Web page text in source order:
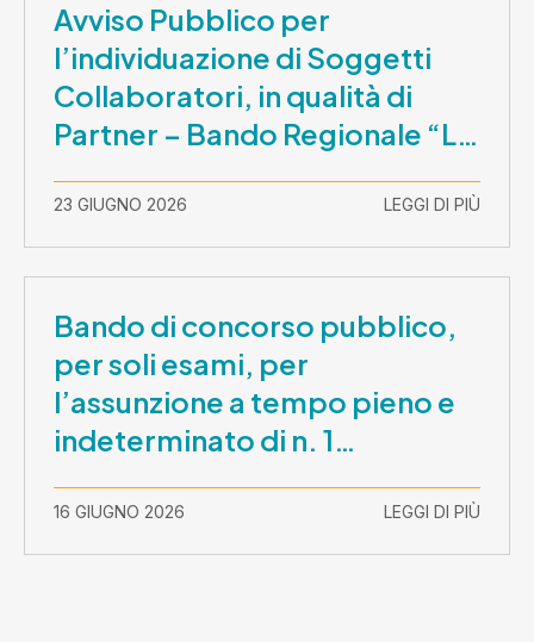
Avviso Pubblico per
l’individuazione di Soggetti
Collaboratori, in qualità di
Partner – Bando Regionale “La
Lombardia è dei Giovani 2026”
– CUP E81B26000210003
23 GIUGNO 2026 LEGGI DI PIÙ
Bando di concorso pubblico,
per soli esami, per
l’assunzione a tempo pieno e
indeterminato di n. 1
Assistente Sociale –
Comunicazione prova scritta e
prova orale
16 GIUGNO 2026 LEGGI DI PIÙ